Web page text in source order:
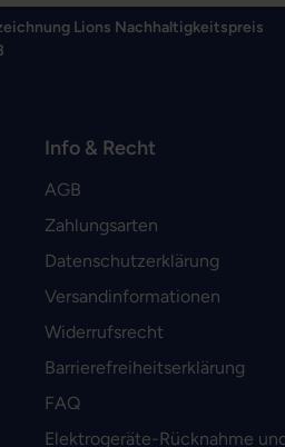
Lions Nachhaltigkeitspreis
Info & Recht
AGB
Zahlungsarten
Datenschutzerklärung
Versandinformationen
Widerrufsrecht
Barrierefreiheitserklärung
FAQ
Elektrogeräte-Rücknahme